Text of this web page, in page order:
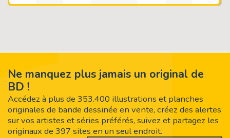
Ne manquez plus jamais un original de
BD !
Accédez à plus de 353.400 illustrations et planches
originales de bande dessinée en vente, créez des alertes
sur vos artistes et séries préférés, suivez et partagez les
originaux de 397 sites en un seul endroit.